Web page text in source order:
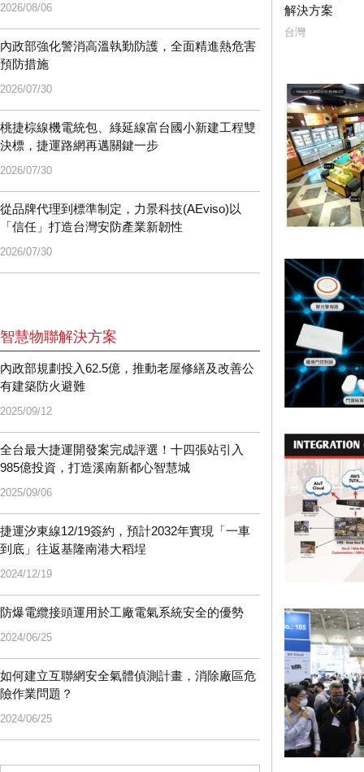
2026/08/06
內政部強化警消高溫執勤防護，全面精進熱危害
預防措施
2026/07/30
桃捷棕線機電統包、綠延線富台國小新建工程雙
決標，捷運路網再邁關鍵一步
2026/07/30
從品牌代理到標準制定，力景科技(AEviso)以
「信任」打造台灣安防產業新韌性
2026/07/30
智慧物聯解決方案
內政部規劃投入62.5億，推動老屋修繕及改善公
有建築防火避難
2025/09/12
全台最大捷運開發案完成評選！十四張站引入
985億投資，打造溪南新都心智慧城
2025/09/06
捷運汐東線12/19簽約，預計2032年實現「一車
到底」往返基隆南港大稻埕
2024/12/19
防爆電纜接頭運用於工廠電氣系統安全的優勢
2024/06/25
如何建立互聯網安全氣體偵測計畫，消除廠區危
險作業問題？
2024/06/25
解決方案
台灣